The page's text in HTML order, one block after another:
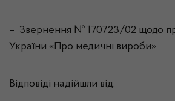
– Звернення № 170723/02 щодо
України «Про медичні вироби».
Відповіді надійшли від: